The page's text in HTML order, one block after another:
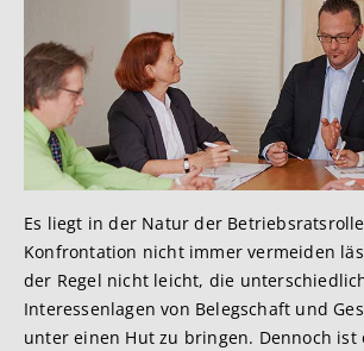
Es liegt in der Natur der
Konfrontation nicht immer vermeiden
der Regel nicht leicht, die
Interessenlagen von Belegschaft und
unter einen Hut zu bringen. Dennoch ist